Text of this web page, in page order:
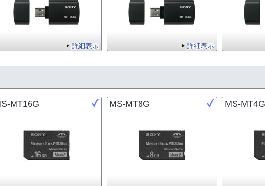
詳細表示 詳細表示
MT16G MS-MT8G MS-MT4G